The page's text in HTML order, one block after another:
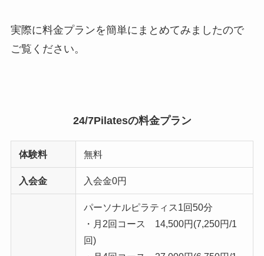
実際に料金プランを簡単にまとめてみましたので
ご覧ください。
24/7Pilatesの料金プラン
体験料 無料
入会金 入会金0円
パーソナルピラティス1回50分
・月2回コース 14,500円(7,250円/1
回)